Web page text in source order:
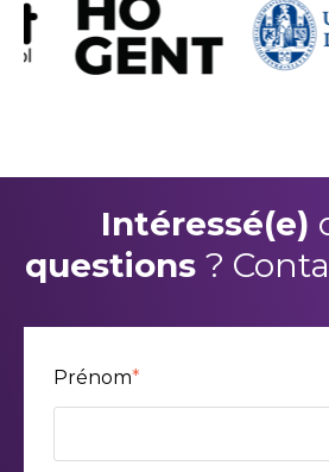
Intéressé(e)
questions ?
Prénom*